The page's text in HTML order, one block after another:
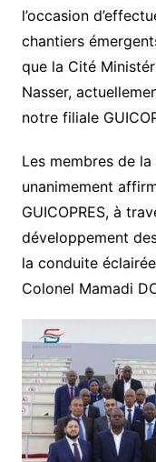
l’occasion
chantiers
que la Cité
Nasser,
notre filiale
Les membres de
unanimement
GUICOPRES, à
développement
la conduite
Colonel Mamadi